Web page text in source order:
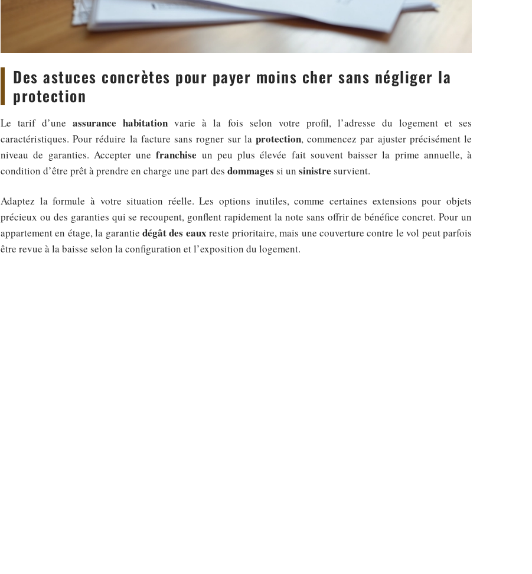
Des astuces concrètes pour payer moins cher sans négliger la
protection
Le tarif d’uneassurance habitation varie à la fois selon votre profil, l’adresse du logement et ses
caractéristiques. Pour réduire la facture sans rogner sur la protection, commencez par ajuster précisément le
niveau de garanties. Accepter unefranchise un peu plus élevée fait souvent baisser la prime annuelle, à
condition d’être prêt à prendre en charge une part des dommages si un sinistre survient.
Adaptez la formule à votre situation réelle. Les options inutiles, comme certaines extensions pour objets
précieux ou des garanties qui se recoupent, gonflent rapidement la note sans offrir de bénéfice concret. Pour un
appartement en étage, la garantiedégât des eaux reste prioritaire, mais une couverture contre le vol peut parfois
être revue à la baisse selon la configuration et l’exposition du logement.